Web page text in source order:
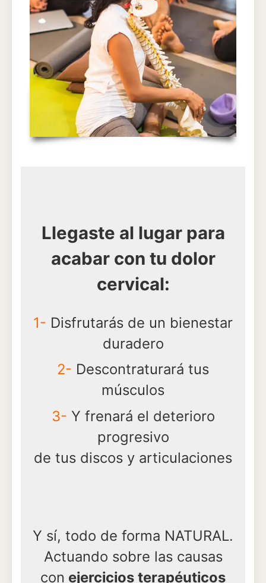
Llegaste al lugar para
acabar con tu dolor
cervical:
1- Disfrutarás de un bienestar
duradero
2- Descontraturará tus
músculos
3- Y frenará el deterioro
progresivo
de tus discos y articulaciones
Y sí, todo de forma NATURAL.
Actuando sobre las causas
con ejercicios terapéuticos